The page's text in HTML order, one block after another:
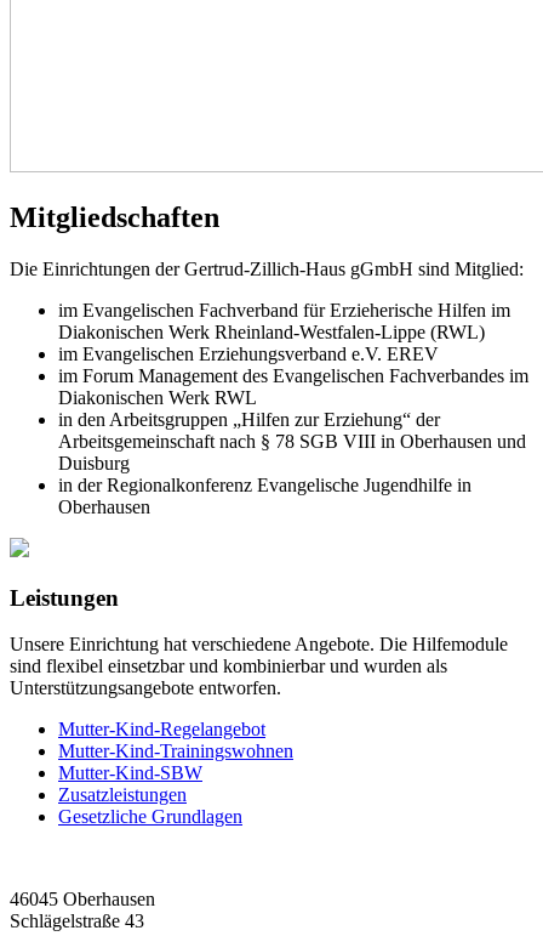
Mitgliedschaften
Die Einrichtungen der Gertrud-Zillich-Haus gGmbH sind Mitglied:
im Evangelischen Fachverband für Erzieherische Hilfen im
Diakonischen Werk Rheinland-Westfalen-Lippe (RWL)
im Evangelischen Erziehungsverband e.V. EREV
im Forum Management des Evangelischen Fachverbandes im
Diakonischen Werk RWL
in den Arbeitsgruppen „Hilfen zur Erziehung“ der
Arbeitsgemeinschaft nach § 78 SGB VIII in Oberhausen und
Duisburg
in der Regionalkonferenz Evangelische Jugendhilfe in
Oberhausen
Leistungen
Unsere Einrichtung hat verschiedene Angebote. Die Hilfemodule
sind flexibel einsetzbar und kombinierbar und wurden als
Unterstützungsangebote entworfen.
Mutter-Kind-Regelangebot
Mutter-Kind-Trainingswohnen
Mutter-Kind-SBW
Zusatzleistungen
Gesetzliche Grundlagen
46045 Oberhausen
Schlägelstraße 43